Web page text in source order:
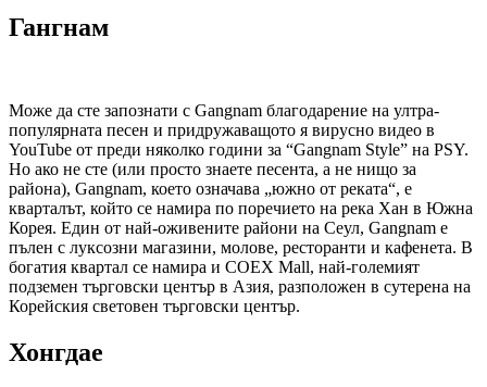
Гангнам
Може да сте запознати с Gangnam благодарение на ултра-
популярната песен и придружаващото я вирусно видео в
YouTube от преди няколко години за “Gangnam Style” на PSY.
Но ако не сте (или просто знаете песента, а не нищо за
района), Gangnam, което означава „южно от реката“, е
кварталът, който се намира по поречието на река Хан в Южна
Корея. Един от най-оживените райони на Сеул, Gangnam е
пълен с луксозни магазини, молове, ресторанти и кафенета. В
богатия квартал се намира и COEX Mall, най-големият
подземен търговски център в Азия, разположен в сутерена на
Корейския световен търговски център.
Хонгдае